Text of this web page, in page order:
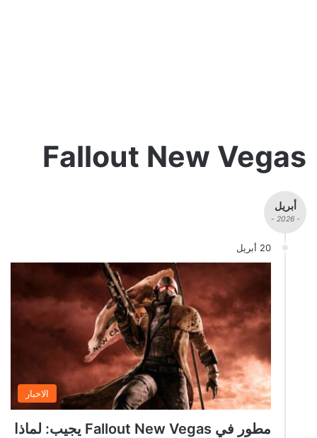
Fallout New Vegas
أبريل
- 2026 -
20 أبريل
الاخبار
مطور في Fallout New Vegas يجيب: لماذا